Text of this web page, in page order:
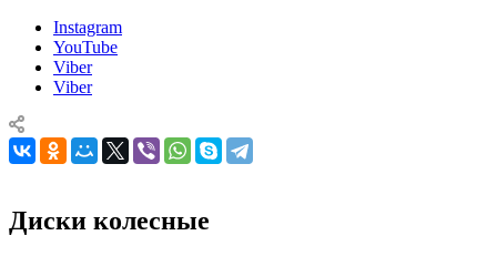
Instagram
YouTube
Viber
Viber
Диски колесные